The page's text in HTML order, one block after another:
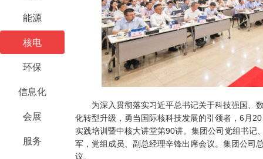
能源
核电
环保
信息化
会展
服务
为深入贯彻落实习近平总书记关于科技强国、
化转型升级，勇当国际核科技发展的引领者，6月
实践培训暨中核大讲堂第90讲。集团公司党组书记
军，党组成员、副总经理辛锋出席会议。集团公司
议。